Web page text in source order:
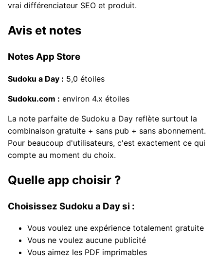
vrai différenciateur SEO et produit.
Avis et notes
Notes App Store
Sudoku a Day : 5,0 étoiles
Sudoku.com : environ 4.x étoiles
La note parfaite de Sudoku a Day reflète surtout la
combinaison gratuite + sans pub + sans abonnement.
Pour beaucoup d'utilisateurs, c'est exactement ce qui
compte au moment du choix.
Quelle app choisir ?
Choisissez Sudoku a Day si :
Vous voulez une expérience totalement gratuite
Vous ne voulez aucune publicité
Vous aimez les PDF imprimables